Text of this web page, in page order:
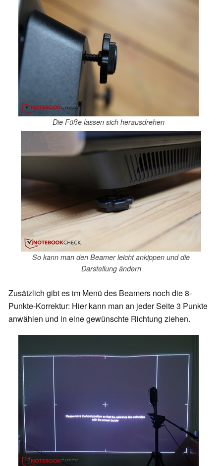
Die Füße lassen sich herausdrehen
So kann man den Beamer leicht ankippen und die
Darstellung ändern
Zusätzlich gibt es im Menü des Beamers noch die 8-
Punkte-Korrektur: Hier kann man an jeder Seite 3 Punkte
anwählen und in eine gewünschte Richtung ziehen.